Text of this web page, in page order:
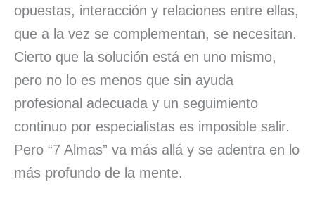
opuestas, interacción y relaciones entre ellas,
que a la vez se complementan, se necesitan.
Cierto que la solución está en uno mismo,
pero no lo es menos que sin ayuda
profesional adecuada y un seguimiento
continuo por especialistas es imposible salir.
Pero “7 Almas” va más allá y se adentra en lo
más profundo de la mente.